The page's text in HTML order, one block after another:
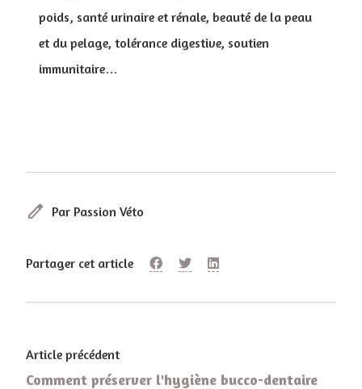
poids, santé urinaire et rénale, beauté de la peau
et du pelage, tolérance digestive, soutien
immunitaire…
edit Par Passion Véto
Partager cet article
Article précédent
Comment préserver l'hygiène bucco-dentaire